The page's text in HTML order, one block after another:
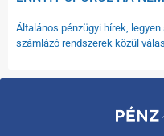
Általános pénzügyi hírek,
számlázó rendszerek közül